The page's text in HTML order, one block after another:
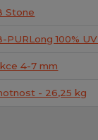
Stone
PURLong 100% UV
4-7 mm
- 26,25 kg